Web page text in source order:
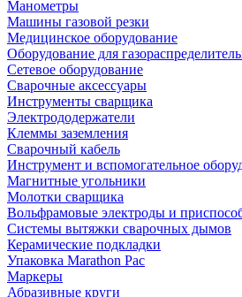
Манометры
Машины газовой резки
Медицинское оборудование
Оборудование для
Сетевое оборудование
Сварочные аксессуары
Инструменты сварщика
Электрододержатели
Клеммы заземления
Сварочный кабель
Инструмент и вспомогательное
Магнитные угольники
Молотки сварщика
Вольфрамовые электроды и
Системы вытяжки сварочных дымов
Керамические подкладки
Упаковка Marathon Pac
Маркеры
Абразивные круги